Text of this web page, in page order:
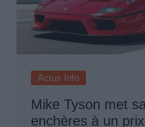
Actus Info
Mike Tyson met
enchères à un